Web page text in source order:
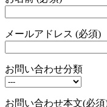
メールアドレス (必須)
お問い合わせ分類
お問い合わせ本文(必須